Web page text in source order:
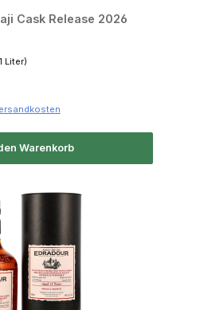
Cask Release 2026
Liter)
Warenkorb